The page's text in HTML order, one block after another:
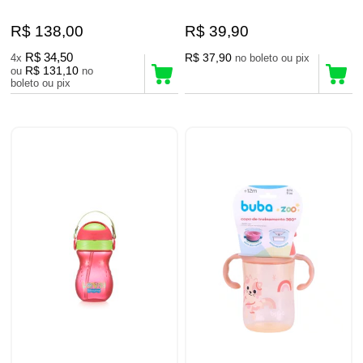
R$ 138,00
4x R$ 34,50
ou R$ 131,10 no
boleto ou pix
R$ 39,90
R$ 37,90 no boleto ou pix